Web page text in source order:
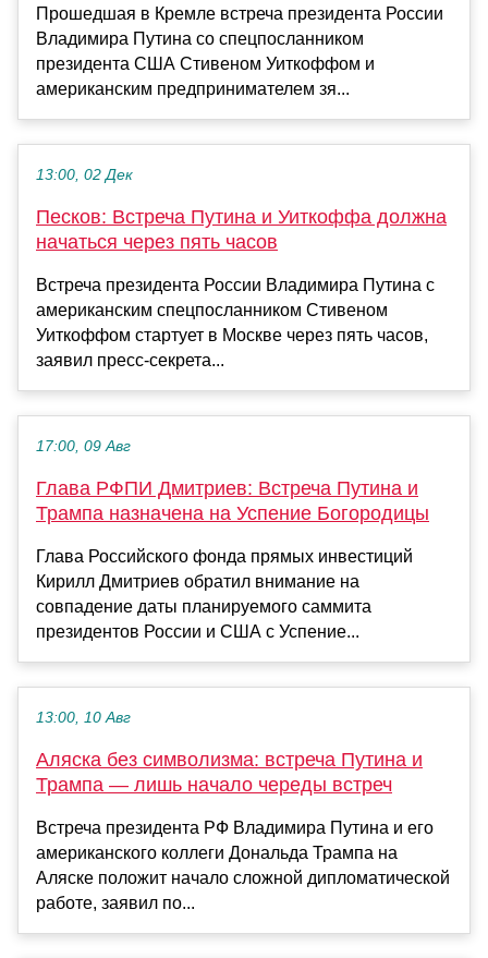
Прошедшая в Кремле встреча президента России
Владимира Путина со спецпосланником
президента США Стивеном Уиткоффом и
американским предпринимателем зя...
13:00, 02 Дек
Песков: Встреча Путина и Уиткоффа должна
начаться через пять часов
Встреча президента России Владимира Путина с
американским спецпосланником Стивеном
Уиткоффом стартует в Москве через пять часов,
заявил пресс-секрета...
17:00, 09 Авг
Глава РФПИ Дмитриев: Встреча Путина и
Трампа назначена на Успение Богородицы
Глава Российского фонда прямых инвестиций
Кирилл Дмитриев обратил внимание на
совпадение даты планируемого саммита
президентов России и США с Успение...
13:00, 10 Авг
Аляска без символизма: встреча Путина и
Трампа — лишь начало череды встреч
Встреча президента РФ Владимира Путина и его
американского коллеги Дональда Трампа на
Аляске положит начало сложной дипломатической
работе, заявил по...